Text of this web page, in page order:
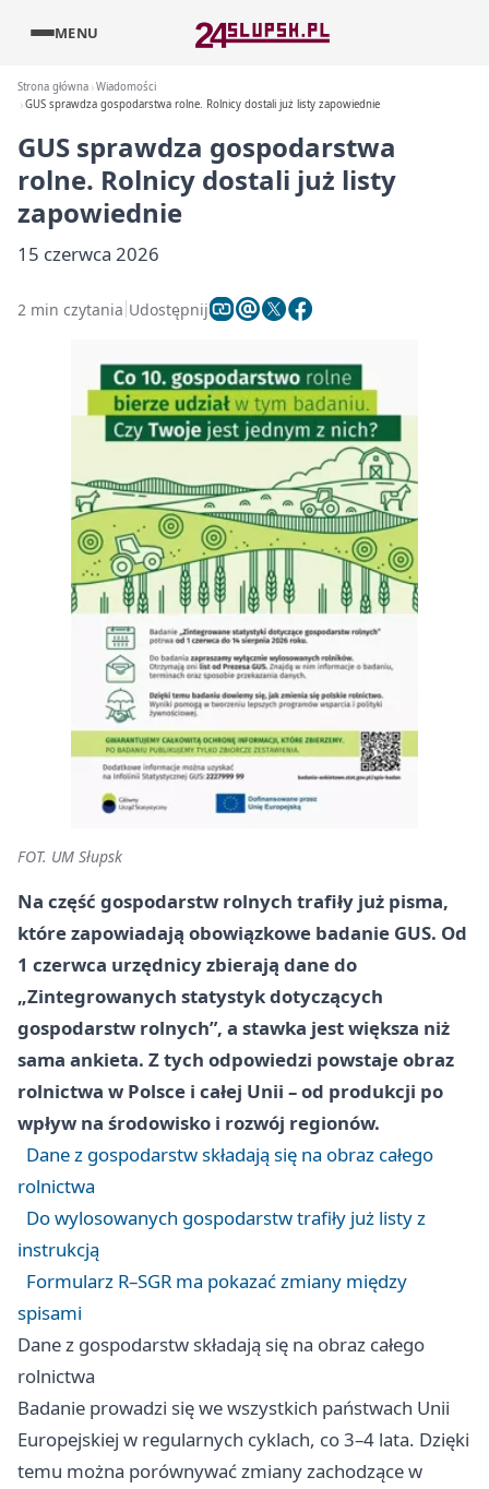
MENU
Strona główna Wiadomości
GUS sprawdza gospodarstwa rolne. Rolnicy dostali już listy zapowiednie
GUS sprawdza gospodarstwa
rolne. Rolnicy dostali już listy
zapowiednie
15 czerwca 2026
2 min czytania Udostępnij
FOT. UM Słupsk
Na część gospodarstw rolnych trafiły już pisma,
które zapowiadają obowiązkowe badanie GUS. Od
1 czerwca urzędnicy zbierają dane do
„Zintegrowanych statystyk dotyczących
gospodarstw rolnych”, a stawka jest większa niż
sama ankieta. Z tych odpowiedzi powstaje obraz
rolnictwa w Polsce i całej Unii – od produkcji po
wpływ na środowisko i rozwój regionów.
Dane z gospodarstw składają się na obraz całego
rolnictwa
Do wylosowanych gospodarstw trafiły już listy z
instrukcją
Formularz R–SGR ma pokazać zmiany między
spisami
Dane z gospodarstw składają się na obraz całego
rolnictwa
Badanie prowadzi się we wszystkich państwach Unii
Europejskiej w regularnych cyklach, co 3–4 lata. Dzięki
temu można porównywać zmiany zachodzące w